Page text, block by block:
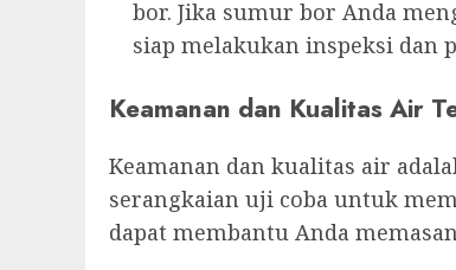
bor. Jika sumur bor Anda
siap melakukan inspeksi dan
Keamanan dan Kualitas Air
Keamanan dan kualitas air
serangkaian uji coba untuk
dapat membantu Anda